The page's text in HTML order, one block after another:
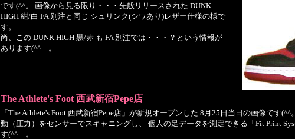
です(^^。 画像から見る限り・・・先般リリースされた DUNK
HIGH 紺/白 FA 別注と同じ シュリンク(シワあり)レザー仕様の様で
す。
尚、この DUNK HIGH 黒/赤 も FA 別注では・・・？という情報が
あります(^^ゞ。
The Athlete's Foot 西武新宿Pepe店
「The Athlete's Foot 西武新宿Pepe店」が新規オープンした 8月25日当日の画像です
動（圧力）をセンサーでスキャニングし、 個人の足データを測定できる「Fit Print
す(^^ゞ。